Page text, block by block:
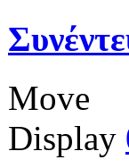
Move
Display